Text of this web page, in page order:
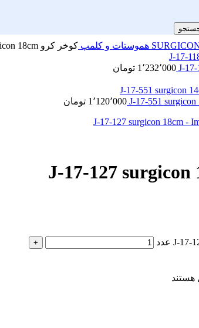
هموستات و کلمپ کوخر کرو J-17-127 surgicon 18cm
1٬232٬000 تومان
1٬120٬000 تومان